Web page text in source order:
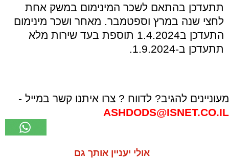
תתעדכן בהתאם לשכר המינימום במשק אחת
לחצי שנה במרץ וספטמבר. מאחר ושכר מינימום
התעדכן ב1.4.2024 תוספת בעד שירות מלא
תתעדכן ב-1.9.2024.
מעוניינים להגיב? לדווח ? צרו איתנו קשר במייל -
ASHDODS@ISNET.CO.IL
אולי יעניין אותך גם